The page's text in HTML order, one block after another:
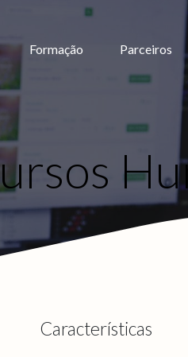
Formação Parceiros
Características